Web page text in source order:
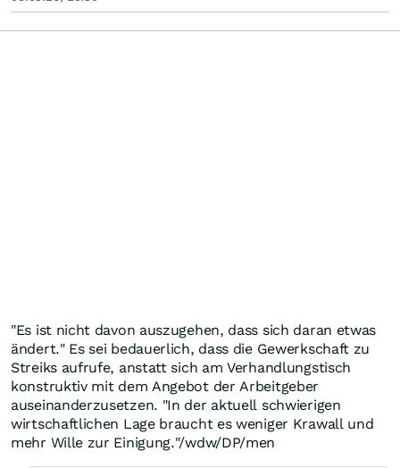
"Es ist nicht davon auszugehen, dass sich daran etwas
ändert." Es sei bedauerlich, dass die Gewerkschaft zu
Streiks aufrufe, anstatt sich am Verhandlungstisch
konstruktiv mit dem Angebot der Arbeitgeber
auseinanderzusetzen. "In der aktuell schwierigen
wirtschaftlichen Lage braucht es weniger Krawall und
mehr Wille zur Einigung."/wdw/DP/men